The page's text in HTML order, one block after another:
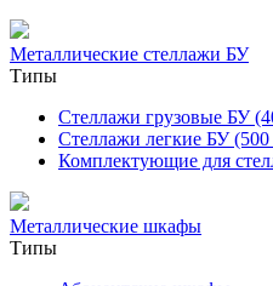
Металлические стеллажи БУ
Типы
Стеллажи грузовые БУ
Стеллажи легкие БУ
Комплектующие для
Металлические шкафы
Типы